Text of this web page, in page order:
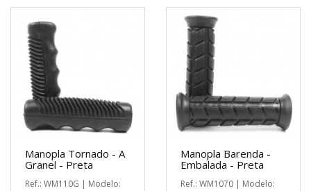
Manopla Tornado - A
Granel - Preta
Ref.: WM110G | Modelo:
Manopla Barenda -
Embalada - Preta
Ref.: WM1070 | Modelo: